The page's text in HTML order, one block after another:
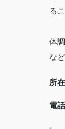
る
体
な
所
電